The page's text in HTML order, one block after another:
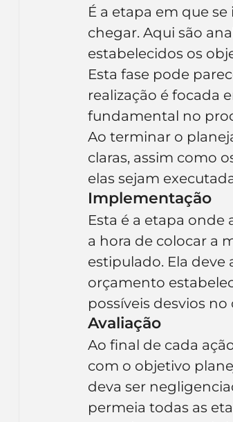
É a etapa em que
chegar. Aqui são
estabelecidos os
Esta fase pode
realização é focada
fundamental no
Ao terminar o
claras, assim como
elas sejam
Implementação
Esta é a etapa onde
a hora de colocar a
estipulado. Ela
orçamento
possíveis desvios
Avaliação
Ao final de cada
com o objetivo
deva ser
permeia todas as